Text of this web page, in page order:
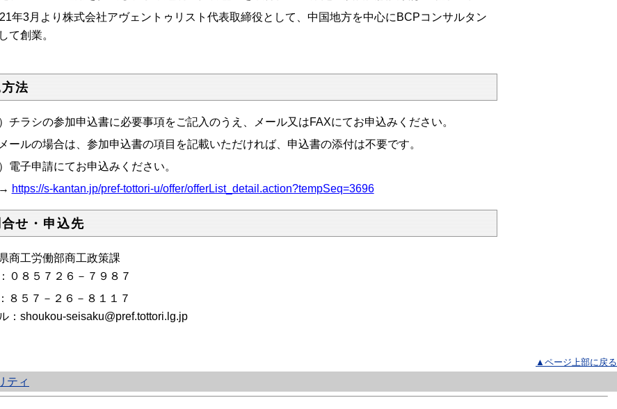
年3月より株式会社アヴェントゥリスト代表取締役として、中国地方を中心にBCPコンサルタン
て創業。
法
）チラシの参加申込書に必要事項をご記入のうえ、メール又はFAXにてお申込みください。
ルの場合は、参加申込書の項目を記載いただければ、申込書の添付は不要です。
）電子申請にてお申込みください。
https://s-kantan.jp/pref-tottori-u/offer/offerList_detail.action?tempSeq=3696
せ・申込先
商工労働部商工政策課
０８５７２６－７９８７
８５７－２６－８１１７
：shoukou-seisaku@pref.tottori.lg.jp
▲ページ上部に戻る
ティ